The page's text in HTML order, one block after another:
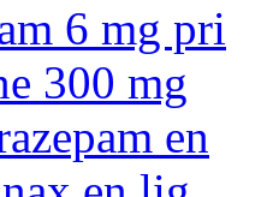
6 mg pri
300 mg
en